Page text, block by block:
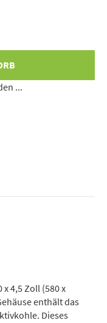
...
4,5 Zoll (580 x
enthält das
Dieses